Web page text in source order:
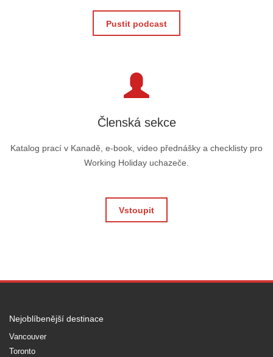
Pustit podcast
Členská sekce
Katalog prací v Kanadě, e-book, video přednášky a checklisty pro
Working Holiday uchazeče.
Vstoupit
Nejoblíbenější destinace
Vancouver
Toronto